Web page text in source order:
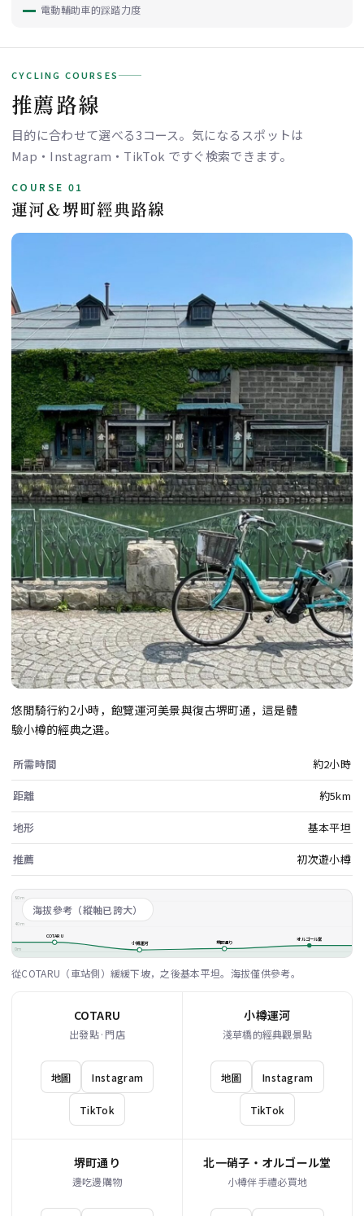
電動輔助車的踩踏力度
CYCLING COURSES
推薦路線
目的に合わせて選べる3コース。気になるスポットは
Map・Instagram・TikTok ですぐ検索できます。
COURSE 01
運河＆堺町經典路線
悠閒騎行約2小時，飽覽運河美景與復古堺町通，這是體
驗小樽的經典之選。
所需時間 約2小時
距離 約5km
地形 基本平坦
推薦 初次遊小樽
海拔參考（縱軸已誇大）
80m
40m
0m
COTARU
小樽運河
堺町通り オルゴール堂
從COTARU（車站側）緩緩下坡，之後基本平坦。海拔僅供參考。
COTARU
出發點·門店
地圖 Instagram
TikTok
小樽運河
淺草橋的經典觀景點
地圖 Instagram
TikTok
堺町通り
邊吃邊購物
北一硝子・オルゴール堂
小樽伴手禮必買地